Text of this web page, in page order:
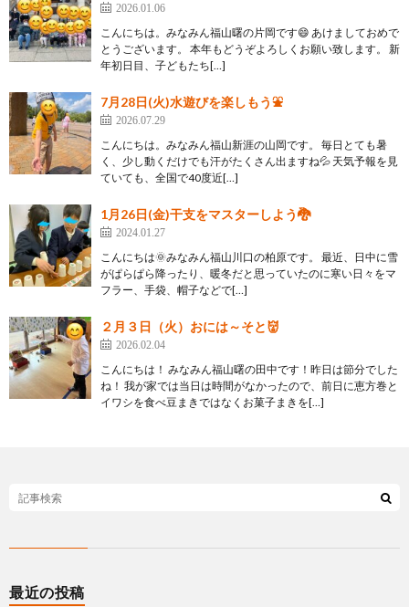
2026.01.06
こんにちは。みなみん福山曙の片岡です😄 あけましておめで
とうございます。 本年もどうぞよろしくお願い致します。 新
年初日目、子どもたち[…]
7月28日(火)水遊びを楽しもう⛲
2026.07.29
こんにちは。みなみん福山新涯の山岡です。 毎日とても暑
く、少し動くだけでも汗がたくさん出ますね💦 天気予報を見
ていても、全国で40度近[…]
1月26日(金)干支をマスターしよう🐉
2024.01.27
こんにちは🌞みなみん福山川口の柏原です。 最近、日中に雪
がぱらぱら降ったり、暖冬だと思っていたのに寒い日々をマ
フラー、手袋、帽子などで[…]
２月３日（火）おには～そと👹
2026.02.04
こんにちは！ みなみん福山曙の田中です！昨日は節分でした
ね！ 我が家では当日は時間がなかったので、前日に恵方巻と
イワシを食べ豆まきではなくお菓子まきを[…]
最近の投稿